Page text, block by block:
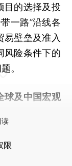
目的选择及投
一路”沿线各
易壁垒及准入
风险条件下的
。
球及中国宏观
读
限